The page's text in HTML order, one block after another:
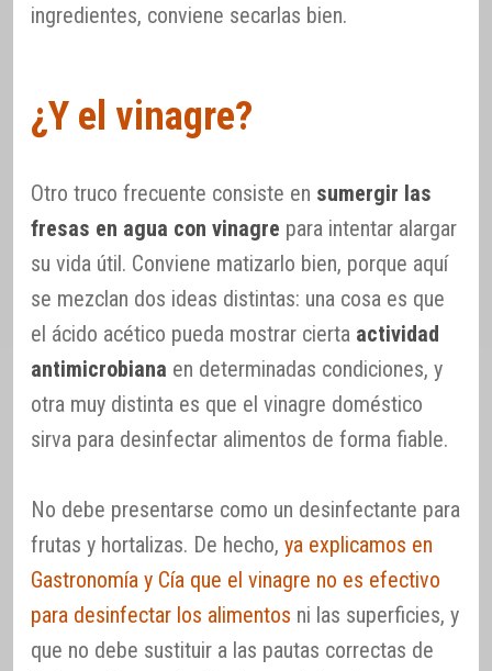
ingredientes, conviene secarlas bien.
¿Y el vinagre?
Otro truco frecuente consiste en sumergir las
fresas en agua con vinagre para intentar alargar
su vida útil. Conviene matizarlo bien, porque aquí
se mezclan dos ideas distintas: una cosa es que
el ácido acético pueda mostrar cierta actividad
antimicrobiana en determinadas condiciones, y
otra muy distinta es que el vinagre doméstico
sirva para desinfectar alimentos de forma fiable.
No debe presentarse como un desinfectante para
frutas y hortalizas. De hecho, ya explicamos en
Gastronomía y Cía que el vinagre no es efectivo
para desinfectar los alimentos ni las superficies, y
que no debe sustituir a las pautas correctas de